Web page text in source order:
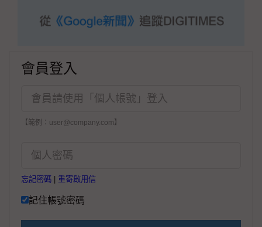
會員登入
【範例：user@company.com】
忘記密碼 重寄啟用信
記住帳號密碼